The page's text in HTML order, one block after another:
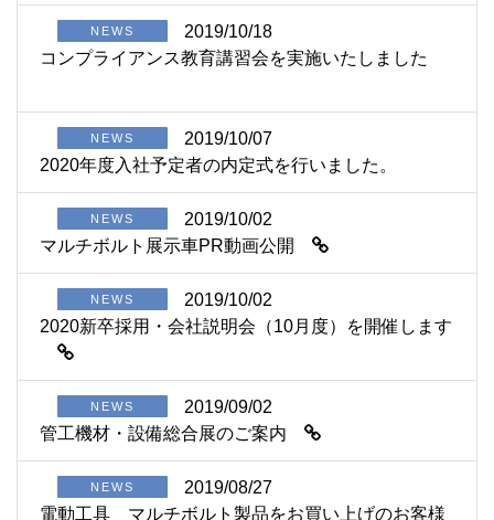
NEWS
2019/10/18
コンプライアンス教育講習会を実施いたしました
NEWS
2019/10/07
2020年度入社予定者の内定式を行いました。
NEWS
2019/10/02
マルチボルト展示車PR動画公開
NEWS
2019/10/02
2020新卒採用・会社説明会（10月度）を開催します
NEWS
2019/09/02
管工機材・設備総合展のご案内
NEWS
2019/08/27
電動工具 マルチボルト製品をお買い上げのお客様